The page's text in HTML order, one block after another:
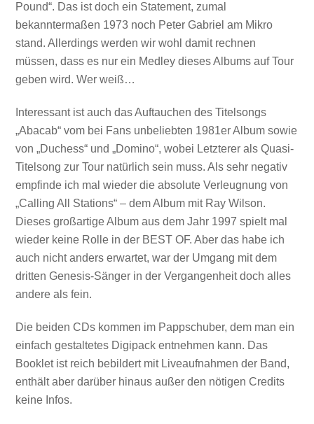
Pound“. Das ist doch ein Statement, zumal
bekanntermaßen 1973 noch Peter Gabriel am Mikro
stand. Allerdings werden wir wohl damit rechnen
müssen, dass es nur ein Medley dieses Albums auf Tour
geben wird. Wer weiß…
Interessant ist auch das Auftauchen des Titelsongs
„Abacab“ vom bei Fans unbeliebten 1981er Album sowie
von „Duchess“ und „Domino“, wobei Letzterer als Quasi-
Titelsong zur Tour natürlich sein muss. Als sehr negativ
empfinde ich mal wieder die absolute Verleugnung von
„Calling All Stations“ – dem Album mit Ray Wilson.
Dieses großartige Album aus dem Jahr 1997 spielt mal
wieder keine Rolle in der BEST OF. Aber das habe ich
auch nicht anders erwartet, war der Umgang mit dem
dritten Genesis-Sänger in der Vergangenheit doch alles
andere als fein.
Die beiden CDs kommen im Pappschuber, dem man ein
einfach gestaltetes Digipack entnehmen kann. Das
Booklet ist reich bebildert mit Liveaufnahmen der Band,
enthält aber darüber hinaus außer den nötigen Credits
keine Infos.